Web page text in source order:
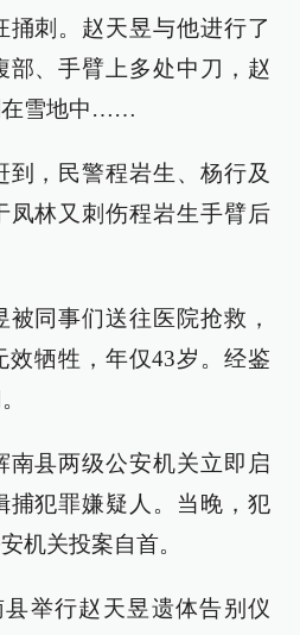
捅刺。赵天昱与他进行了
部、手臂上多处中刀，赵
在雪地中……
到，民警程岩生、杨行及
凤林又刺伤程岩生手臂后
同事们送往医院抢救，
效牺牲，年仅43岁。经鉴
南县两级公安机关立即启
捕犯罪嫌疑人。当晚，犯
机关投案自首。
举行赵天昱遗体告别仪